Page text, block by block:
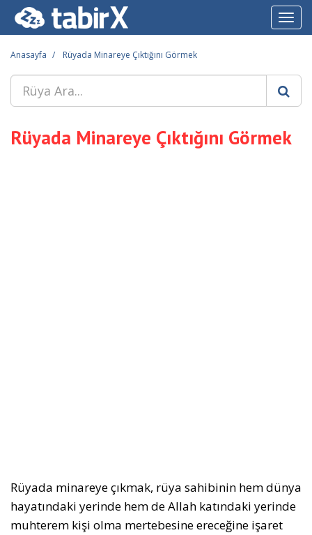
Anasayfa Rüyada Minareye Çıktığını Görmek
Rüyada Minareye Çıktığını Görmek
Rüyada minareye çıkmak, rüya sahibinin hem dünya
hayatındaki yerinde hem de Allah katındaki yerinde
muhterem kişi olma mertebesine ereceğine işaret